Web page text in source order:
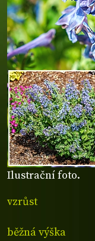
Ilustrační foto.
vzrůst
běžná výška